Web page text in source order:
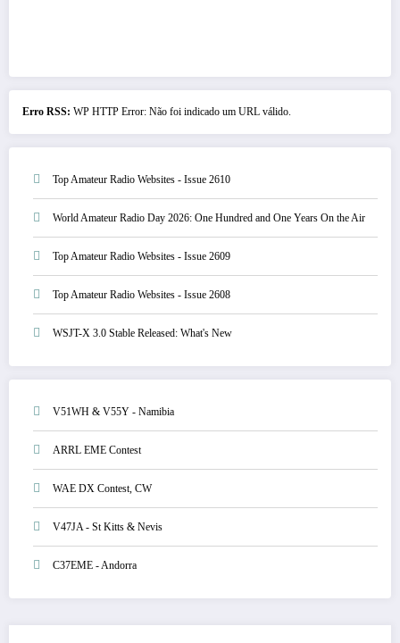
Erro RSS: WP HTTP Error: Não foi indicado um URL válido.
Top Amateur Radio Websites - Issue 2610
World Amateur Radio Day 2026: One Hundred and One Years On the Air
Top Amateur Radio Websites - Issue 2609
Top Amateur Radio Websites - Issue 2608
WSJT-X 3.0 Stable Released: What's New
V51WH & V55Y - Namibia
ARRL EME Contest
WAE DX Contest, CW
V47JA - St Kitts & Nevis
C37EME - Andorra